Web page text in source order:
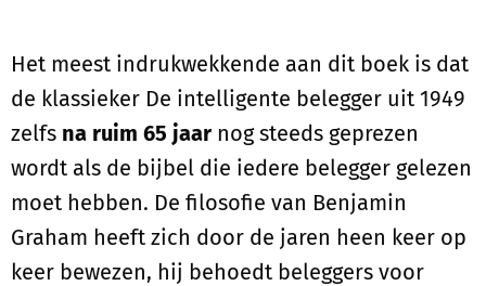
Het meest indrukwekkende aan dit boek is dat
de klassieker De intelligente belegger uit 1949
zelfs na ruim 65 jaar nog steeds geprezen
wordt als de bijbel die iedere belegger gelezen
moet hebben. De filosofie van Benjamin
Graham heeft zich door de jaren heen keer op
keer bewezen, hij behoedt beleggers voor